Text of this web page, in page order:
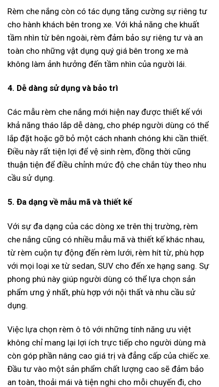
Rèm che nắng còn có tác dụng tăng cường sự riêng tư
cho hành khách bên trong xe. Với khả năng che khuất
tầm nhìn từ bên ngoài, rèm đảm bảo sự riêng tư và an
toàn cho những vật dụng quý giá bên trong xe mà
không làm ảnh hưởng đến tầm nhìn của người lái.
4. Dễ dàng sử dụng và bảo trì
Các mẫu rèm che nắng mới hiện nay được thiết kế với
khả năng tháo lắp dễ dàng, cho phép người dùng có thể
lắp đặt hoặc gỡ bỏ một cách nhanh chóng khi cần thiết.
Điều này rất tiện lợi để vệ sinh rèm, đồng thời cũng
thuận tiện để điều chỉnh mức độ che chắn tùy theo nhu
cầu sử dụng.
5. Đa dạng về mẫu mã và thiết kế
Với sự đa dạng của các dòng xe trên thị trường, rèm
che nắng cũng có nhiều mẫu mã và thiết kế khác nhau,
từ rèm cuộn tự động đến rèm lưới, rèm hít từ, phù hợp
với mọi loại xe từ sedan, SUV cho đến xe hạng sang. Sự
phong phú này giúp người dùng có thể lựa chọn sản
phẩm ưng ý nhất, phù hợp với nội thất và nhu cầu sử
dụng.
Việc lựa chọn rèm ô tô với những tính năng ưu việt
không chỉ mang lại lợi ích trực tiếp cho người dùng mà
còn góp phần nâng cao giá trị và đẳng cấp của chiếc xe.
Đầu tư vào một sản phẩm chất lượng cao sẽ đảm bảo
an toàn, thoải mái và tiện nghi cho mỗi chuyến đi, cho